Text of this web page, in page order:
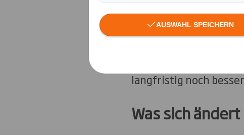
eine mit Fokus auf
Dies wird beide
langfristig noch
Was sich